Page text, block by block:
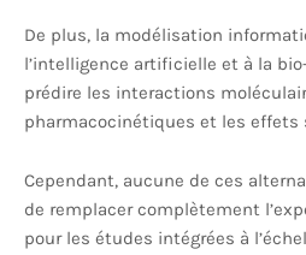
De plus, la modélisation
l’intelligence artificielle et à la
prédire les interactions
pharmacocinétiques et les effets
Cependant, aucune de ces
de remplacer complètement
pour les études intégrées à